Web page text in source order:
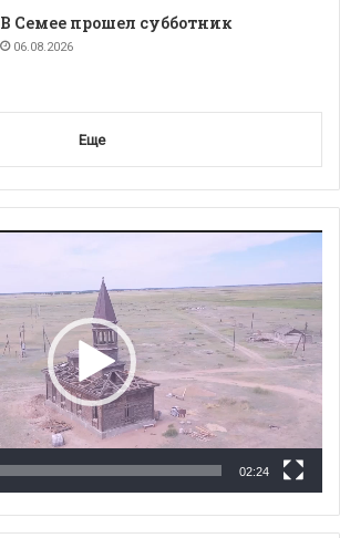
В Семее прошел субботник
06.08.2026
Еще
02:24